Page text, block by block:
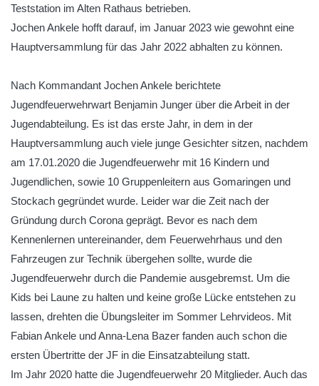
Teststation im Alten Rathaus betrieben.
Jochen Ankele hofft darauf, im Januar 2023 wie gewohnt eine
Hauptversammlung für das Jahr 2022 abhalten zu können.
Nach Kommandant Jochen Ankele berichtete
Jugendfeuerwehrwart Benjamin Junger über die Arbeit in der
Jugendabteilung. Es ist das erste Jahr, in dem in der
Hauptversammlung auch viele junge Gesichter sitzen, nachdem
am 17.01.2020 die Jugendfeuerwehr mit 16 Kindern und
Jugendlichen, sowie 10 Gruppenleitern aus Gomaringen und
Stockach gegründet wurde. Leider war die Zeit nach der
Gründung durch Corona geprägt. Bevor es nach dem
Kennenlernen untereinander, dem Feuerwehrhaus und den
Fahrzeugen zur Technik übergehen sollte, wurde die
Jugendfeuerwehr durch die Pandemie ausgebremst. Um die
Kids bei Laune zu halten und keine große Lücke entstehen zu
lassen, drehten die Übungsleiter im Sommer Lehrvideos. Mit
Fabian Ankele und Anna-Lena Bazer fanden auch schon die
ersten Übertritte der JF in die Einsatzabteilung statt.
Im Jahr 2020 hatte die Jugendfeuerwehr 20 Mitglieder. Auch das